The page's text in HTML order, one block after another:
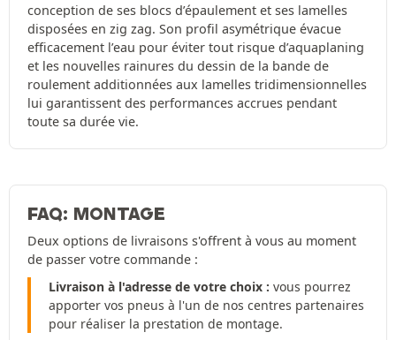
conception de ses blocs d’épaulement et ses lamelles
disposées en zig zag. Son profil asymétrique évacue
efficacement l’eau pour éviter tout risque d’aquaplaning
et les nouvelles rainures du dessin de la bande de
roulement additionnées aux lamelles tridimensionnelles
lui garantissent des performances accrues pendant
toute sa durée vie.
FAQ: MONTAGE
Deux options de livraisons s'offrent à vous au moment
de passer votre commande :
Livraison à l'adresse de votre choix : vous pourrez
apporter vos pneus à l'un de nos centres partenaires
pour réaliser la prestation de montage.